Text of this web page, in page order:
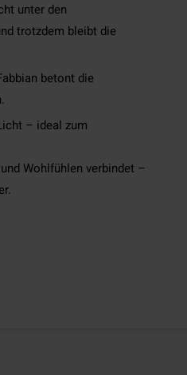
unter den
trotzdem bleibt die
betont die
– ideal zum
Wohlfühlen verbindet –